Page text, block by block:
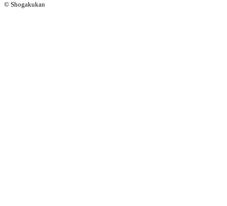
© Shogakukan